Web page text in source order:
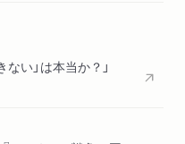
い」は本当か？」